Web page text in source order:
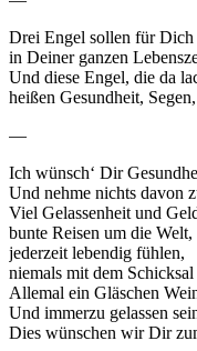
Drei Engel sollen für Dich
in Deiner ganzen
Und diese Engel, die da
heißen Gesundheit,
—
Ich wünsch‘ Dir
Und nehme nichts davon
Viel Gelassenheit und
bunte Reisen um die Welt,
jederzeit lebendig fühlen,
niemals mit dem Schicksal
Allemal ein Gläschen
Und immerzu gelassen
Dies wünschen wir Dir